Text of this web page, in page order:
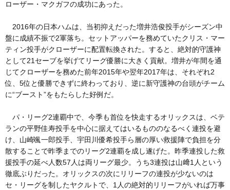
ローザー・マクガフの成功にあった。
2016年の日本ハムは、当初抑えだった増井浩俊投手がシーズン中
盤に成績不振で2軍落ち。セットアッパーを務めていたクリス・マー
ティン投手がクローザーに配置転換された。すると、絶対的守護神
として21セーブを挙げてリーグ優勝に大きく貢献。増井が年間を通
じてクローザーを務めた前年2015年や翌年2017年は、それぞれ2
位、5位と優勝できずに終わっており、逆に新守護神の台頭がチーム
に“ブースト”をもたらした好例だ。
パ・リーグ2連覇中で、今季も首位を快走するオリックスは、ベテ
ランの平野佳寿投手を中心に据えてはいるもののなるべく連投を避
け、山崎颯一郎投手、宇田川優希投手ら層の厚い救援陣で負担を分
散することで昨季までのリーグ2連覇を成し遂げた。昨季連投した救
援投手の延べ人数57人は両リーグ最少。うち3連投は山﨑1人という
徹底ぶりだった。オリックスの次にリリーフの連投が少ないのは
セ・リーグを制したヤクルトで、1人の絶対的リリーフがいれば万事